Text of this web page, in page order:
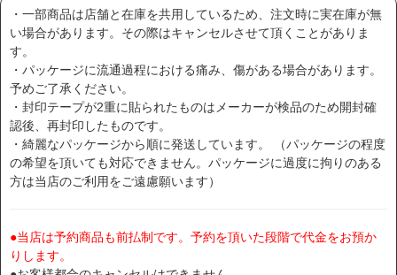
・一部商品は店舗と在庫を共用しているため、注文時に実在庫が無
い場合があります。その際はキャンセルさせて頂くことがありま
す。
・パッケージに流通過程における痛み、傷がある場合があります。
予めご了承ください。
・封印テープが2重に貼られたものはメーカーが検品のため開封確
認後、再封印したものです。
・綺麗なパッケージから順に発送しています。 （パッケージの程度
の希望を頂いても対応できません。パッケージに過度に拘りのある
方は当店のご利用をご遠慮願います）
●当店は予約商品も前払制です。予約を頂いた段階で代金をお預か
りします。